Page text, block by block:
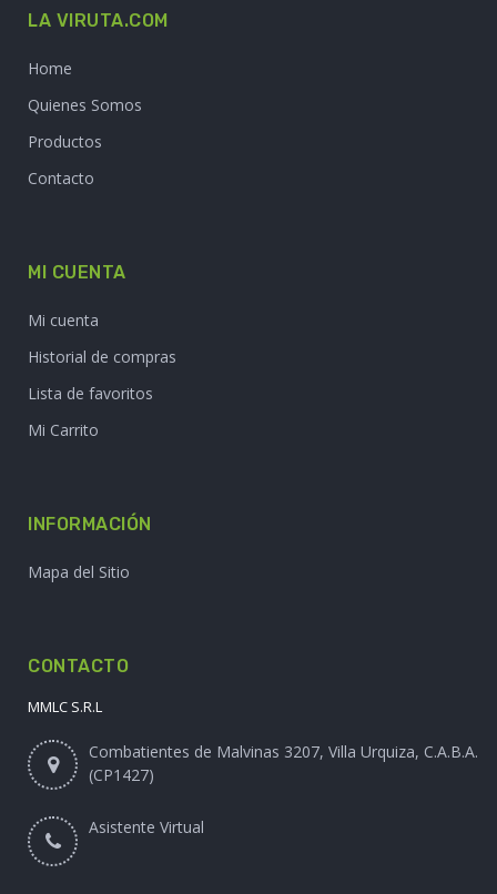
LA VIRUTA.COM
Home
Quienes Somos
Productos
Contacto
MI CUENTA
Mi cuenta
Historial de compras
Lista de favoritos
Mi Carrito
INFORMACIÓN
Mapa del Sitio
CONTACTO
MMLC S.R.L
Combatientes de Malvinas 3207, Villa Urquiza, C.A.B.A.
(CP1427)
Asistente Virtual